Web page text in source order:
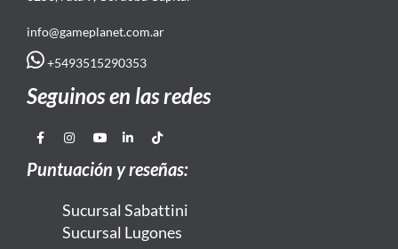
info@gameplanet.com.ar
+5493515290353
Seguinos en las redes
Puntuación y reseñas:
Sucursal Sabattini
Sucursal Lugones